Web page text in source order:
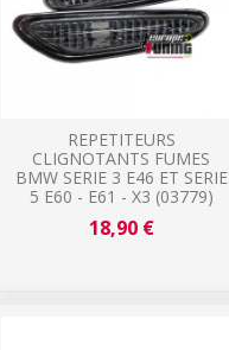
REPETITEURS
CLIGNOTANTS FUMES
BMW SERIE 3 E46 ET SERIE
5 E60 - E61 - X3 (03779)
18,90 €